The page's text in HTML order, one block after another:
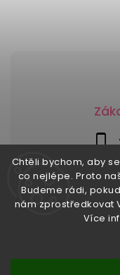
Chtěli bychom, aby
co nejlépe. Proto
Budeme rádi,
nám zprostředkovat
Více